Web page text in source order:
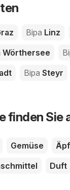
Bipa Linz
Wörthersee
Bipa Steyr
finden Sie
Gemüse
Duft